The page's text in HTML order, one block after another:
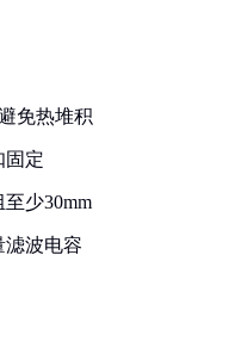
免热堆积
固定
少30mm
滤波电容